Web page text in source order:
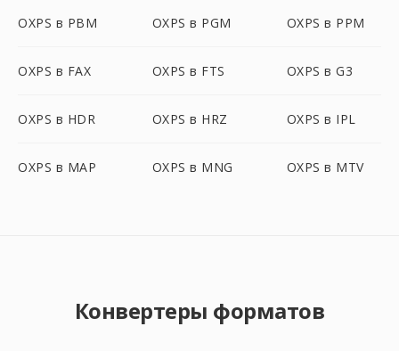
OXPS в PBM OXPS в PGM OXPS в PPM
OXPS в FAX OXPS в FTS OXPS в G3
OXPS в HDR OXPS в HRZ OXPS в IPL
OXPS в MAP OXPS в MNG OXPS в MTV
Конвертеры форматов